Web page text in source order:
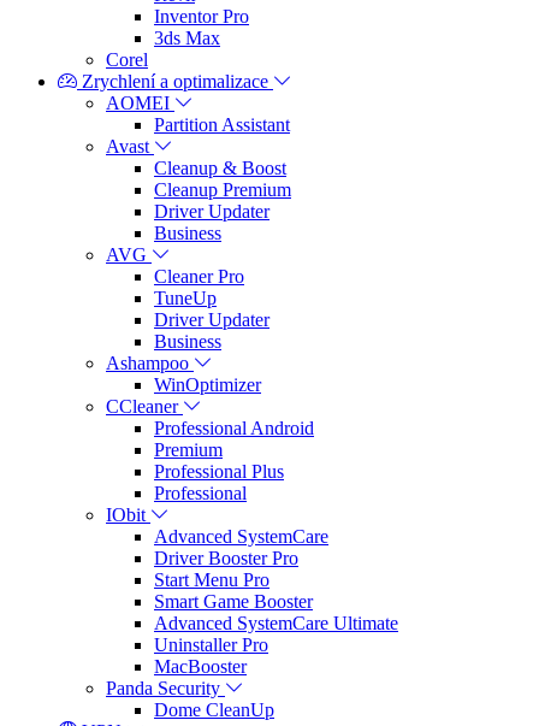
Inventor Pro
3ds Max
Corel
Zrychlení a optimalizace
AOMEI
Partition Assistant
Avast
Cleanup & Boost
Cleanup Premium
Driver Updater
Business
AVG
Cleaner Pro
TuneUp
Driver Updater
Business
Ashampoo
WinOptimizer
CCleaner
Professional Android
Premium
Professional Plus
Professional
IObit
Advanced SystemCare
Driver Booster Pro
Start Menu Pro
Smart Game Booster
Advanced SystemCare Ultimate
Uninstaller Pro
MacBooster
Panda Security
Dome CleanUp